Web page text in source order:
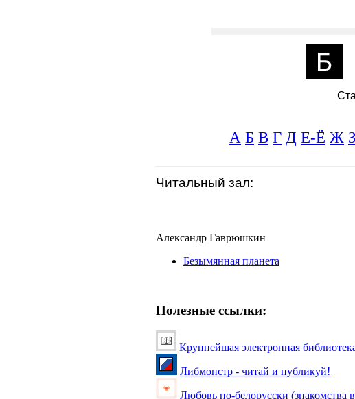
А Б В Г Д Е-Ё Ж З
Читальный зал:
Александр Гаврюшкин
Безымянная планета
Полезные ссылки:
Крупнейшая электронная
Либмонстр - читай и публикуй!
Любовь по-белорусски (знакомства